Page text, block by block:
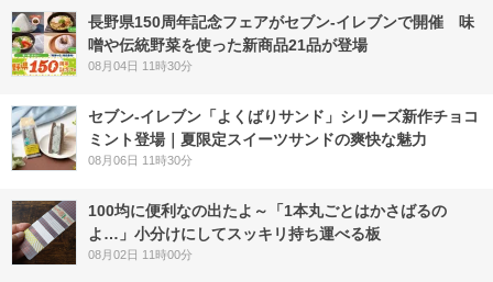
長野県150周年記念フェアがセブン-イレブンで開催 味
噌や伝統野菜を使った新商品21品が登場
08月04日 11時30分
セブン‐イレブン「よくばりサンド」シリーズ新作チョコ
ミント登場｜夏限定スイーツサンドの爽快な魅力
08月06日 11時30分
100均に便利なの出たよ～「1本丸ごとはかさばるの
よ…」小分けにしてスッキリ持ち運べる板
08月02日 11時00分